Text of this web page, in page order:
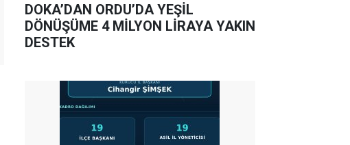
DOKA’DAN ORDU’DA YEŞİL
DÖNÜŞÜME 4 MİLYON LİRAYA YAKIN
DESTEK